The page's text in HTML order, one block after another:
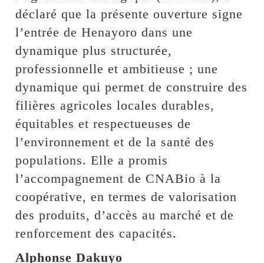
déclaré que la présente ouverture signe
l’entrée de Henayoro dans une
dynamique plus structurée,
professionnelle et ambitieuse ; une
dynamique qui permet de construire des
filières agricoles locales durables,
équitables et respectueuses de
l’environnement et de la santé des
populations. Elle a promis
l’accompagnement de CNABio à la
coopérative, en termes de valorisation
des produits, d’accès au marché et de
renforcement des capacités.
Alphonse Dakuyo